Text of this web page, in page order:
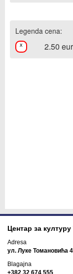
Legenda cena:
x 2.50 eur
Центар за
Adresa
ул. Луке Томановића
Blagajna
+382 32 674 555